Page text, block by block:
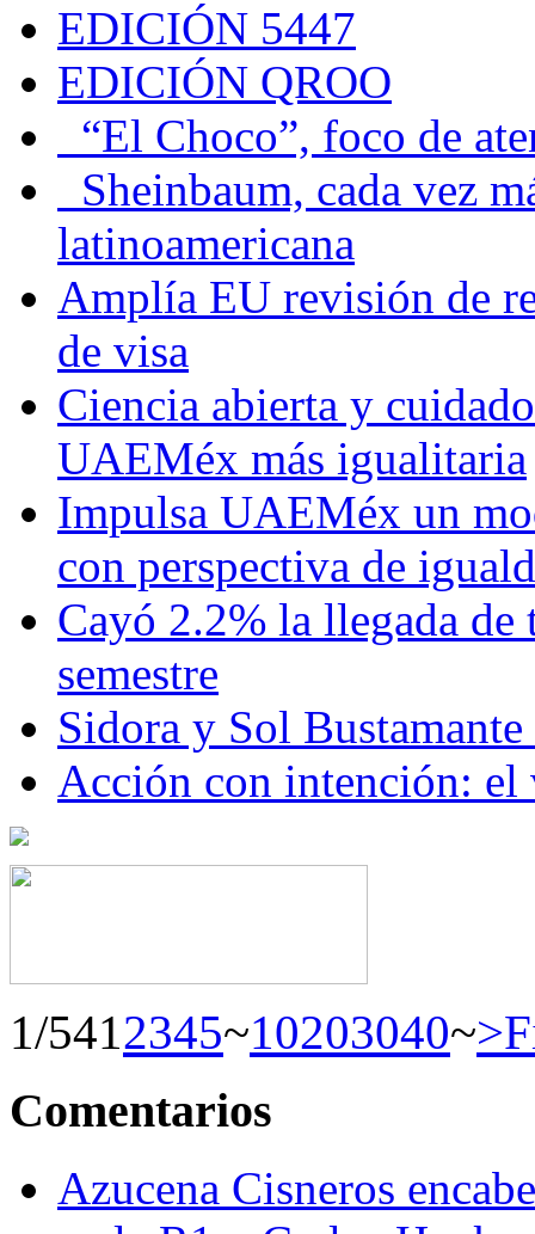
EDICIÓN 5447
EDICIÓN QROO
“El Choco”, foco de
Sheinbaum, cada vez
latinoamericana
Amplía EU revisión de
de visa
Ciencia abierta y
UAEMéx más igualitaria
Impulsa UAEMéx un
con perspectiva de
Cayó 2.2% la llegada de
semestre
Sidora y Sol
Acción con intención: el
1/5412345~10203040~>
Comentarios
Azucena Cisneros